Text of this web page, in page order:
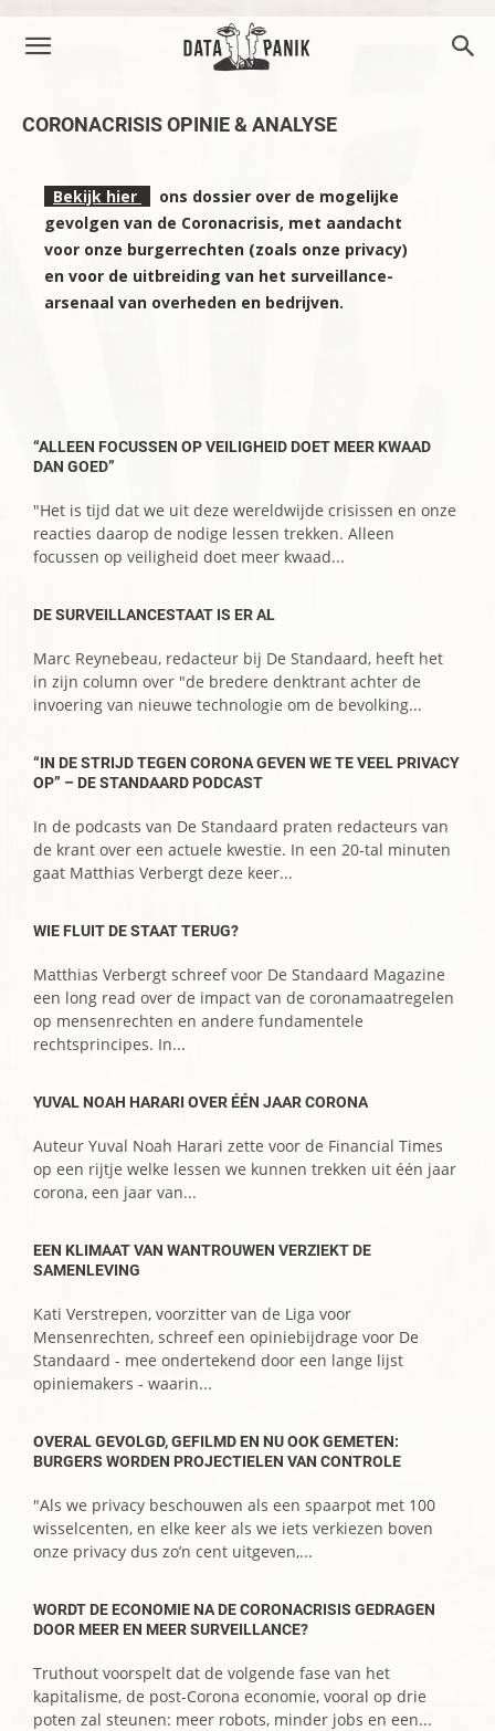
CORONACRISIS OPINIE & ANALYSE
Bekijk hier
ons dossier over de mogelijke
gevolgen van de Coronacrisis, met aandacht
voor onze burgerrechten (zoals onze privacy)
en voor de uitbreiding van het surveillance-
arsenaal van overheden en bedrijven.
“ALLEEN FOCUSSEN OP VEILIGHEID DOET MEER KWAAD
DAN GOED”
"Het is tijd dat we uit deze wereldwijde crisissen en onze
reacties daarop de nodige lessen trekken. Alleen
focussen op veiligheid doet meer kwaad...
DE SURVEILLANCESTAAT IS ER AL
Marc Reynebeau, redacteur bij De Standaard, heeft het
in zijn column over "de bredere denktrant achter de
invoering van nieuwe technologie om de bevolking...
“IN DE STRIJD TEGEN CORONA GEVEN WE TE VEEL PRIVACY
OP” – DE STANDAARD PODCAST
In de podcasts van De Standaard praten redacteurs van
de krant over een actuele kwestie. In een 20-tal minuten
gaat Matthias Verbergt deze keer...
WIE FLUIT DE STAAT TERUG?
Matthias Verbergt schreef voor De Standaard Magazine
een long read over de impact van de coronamaatregelen
op mensenrechten en andere fundamentele
rechtsprincipes. In...
YUVAL NOAH HARARI OVER ÉÉN JAAR CORONA
Auteur Yuval Noah Harari zette voor de Financial Times
op een rijtje welke lessen we kunnen trekken uit één jaar
corona, een jaar van...
EEN KLIMAAT VAN WANTROUWEN VERZIEKT DE
SAMENLEVING
Kati Verstrepen, voorzitter van de Liga voor
Mensenrechten, schreef een opiniebijdrage voor De
Standaard - mee ondertekend door een lange lijst
opiniemakers - waarin...
OVERAL GEVOLGD, GEFILMD EN NU OOK GEMETEN:
BURGERS WORDEN PROJECTIELEN VAN CONTROLE
"Als we privacy beschouwen als een spaarpot met 100
wisselcenten, en elke keer als we iets verkiezen boven
onze privacy dus zo’n cent uitgeven,...
WORDT DE ECONOMIE NA DE CORONACRISIS GEDRAGEN
DOOR MEER EN MEER SURVEILLANCE?
Truthout voorspelt dat de volgende fase van het
kapitalisme, de post-Corona economie, vooral op drie
poten zal steunen: meer robots, minder jobs en een...